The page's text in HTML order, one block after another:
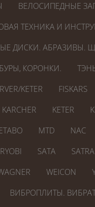
ВЕЛОСИПЕДНЫЕ
ТЕХНИКА И
ДИСКИ. АБРАЗИВЫ.
КОРОНКИ.
KETER FISKARS
KARCHER KETER
MTD NAC
RYOBI SATA SATRA
WEICON
ВИБРОПЛИТЫ.